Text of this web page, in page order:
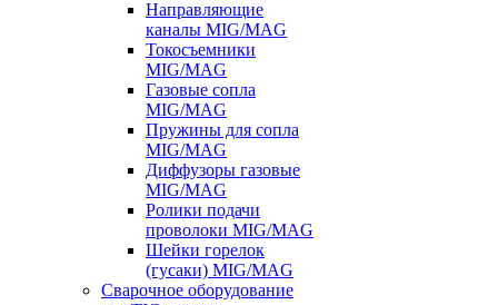
Направляющие
каналы MIG/MAG
Токосъемники
MIG/MAG
Газовые сопла
MIG/MAG
Пружины для сопла
MIG/MAG
Диффузоры газовые
MIG/MAG
Ролики подачи
проволоки MIG/MAG
Шейки горелок
(гусаки) MIG/MAG
Сварочное оборудование